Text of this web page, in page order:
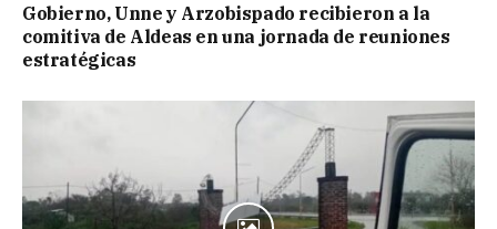
Gobierno, Unne y Arzobispado recibieron a la
comitiva de Aldeas en una jornada de reuniones
estratégicas